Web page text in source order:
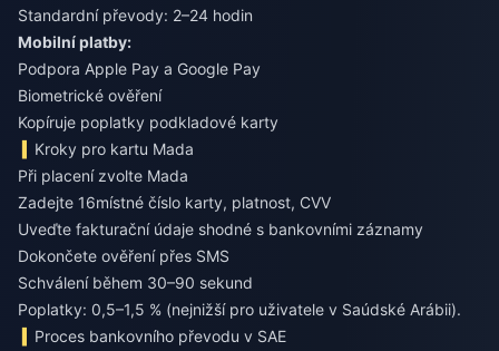
Standardní převody: 2–24 hodin
Mobilní platby:
Podpora Apple Pay a Google Pay
Biometrické ověření
Kopíruje poplatky podkladové karty
Kroky pro kartu Mada
Při placení zvolte Mada
Zadejte 16místné číslo karty, platnost, CVV
Uveďte fakturační údaje shodné s bankovními záznamy
Dokončete ověření přes SMS
Schválení během 30–90 sekund
Poplatky: 0,5–1,5 % (nejnižší pro uživatele v Saúdské Arábii).
Proces bankovního převodu v SAE